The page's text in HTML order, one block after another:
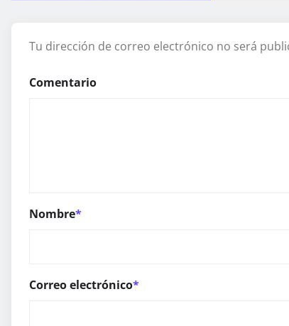
Tu dirección de correo electrónico no será
Comentario
Nombre*
Correo electrónico*